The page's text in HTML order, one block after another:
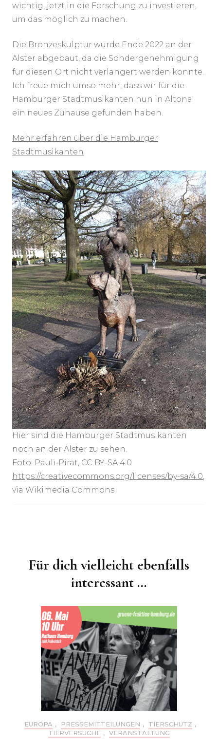
wichtig, jetzt in die Forschung zu investieren,
um das möglich zu machen.
Die Bronzeskulptur wurde Ende 2022 an der
Alster abgebaut, da die Sondergenehmigung
für diesen Ort nicht verlängert werden konnte.
Ich freue mich umso mehr, dass wir für die
Hamburger Stadtmusikanten nun in Altona
ein neues Zuhause gefunden haben.
Mehr erfahren über die Hamburger
Stadtmusikanten
Hier sind die Hamburger Stadtmusikanten
noch an der Alster zu sehen.
Foto: Pauli-Pirat, CC BY-SA 4.0
https://creativecommons.org/licenses/by-sa/4.0,
via Wikimedia Commons
Für dich vielleicht ebenfalls
interessant …
EUROPA , PRESSEMITTEILUNGEN , TIERSCHUTZ ,
TIERVERSUCHE , VERANSTALTUNG